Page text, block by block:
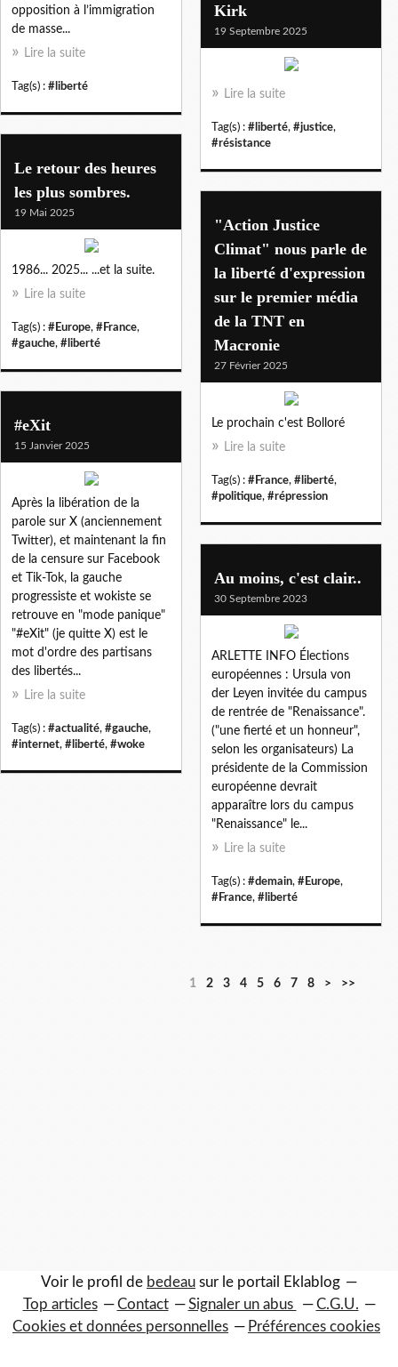
opposition à l’immigration
de masse...
Lire la suite
Tag(s) : #liberté
Kirk
19 Septembre 2025
Lire la suite
Tag(s) : #liberté, #justice,
#résistance
Le retour des heures
les plus sombres.
19 Mai 2025
1986... 2025... ...et la suite.
Lire la suite
Tag(s) : #Europe, #France,
#gauche, #liberté
"Action Justice
Climat" nous parle de
la liberté d'expression
sur le premier média
de la TNT en
Macronie
27 Février 2025
Le prochain c'est Bolloré
Lire la suite
Tag(s) : #France, #liberté,
#politique, #répression
#eXit
15 Janvier 2025
Après la libération de la
parole sur X (anciennement
Twitter), et maintenant la fin
de la censure sur Facebook
et Tik-Tok, la gauche
progressiste et wokiste se
retrouve en "mode panique"
"#eXit" (je quitte X) est le
mot d'ordre des partisans
des libertés...
Lire la suite
Tag(s) : #actualité, #gauche,
#internet, #liberté, #woke
Au moins, c'est clair..
30 Septembre 2023
ARLETTE INFO Élections
européennes : Ursula von
der Leyen invitée du campus
de rentrée de "Renaissance".
("une fierté et un honneur",
selon les organisateurs) La
présidente de la Commission
européenne devrait
apparaître lors du campus
"Renaissance" le...
Lire la suite
Tag(s) : #demain, #Europe,
#France, #liberté
1 2 3 4 5 6 7 8 > >>
Voir le profil de bedeau sur le portail Eklablog
Top articles
Contact Signaler un abus
C.G.U.
Cookies et données personnelles
Préférences cookies